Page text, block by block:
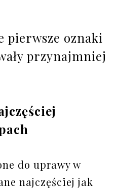
pierwsze oznaki
przynajmniej
do uprawy w
najczęściej jak